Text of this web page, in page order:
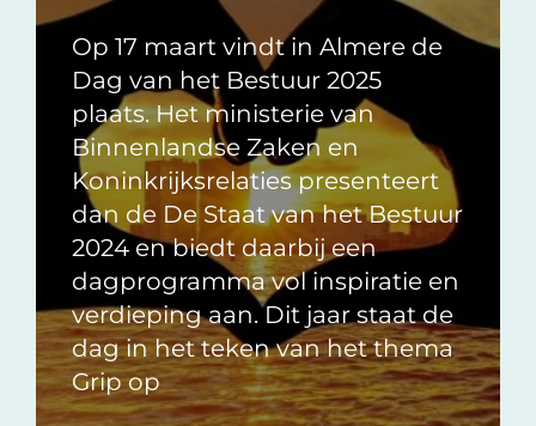
Op 17 maart vindt in Almere de
Dag van het Bestuur 2025
plaats. Het ministerie van
Binnenlandse Zaken en
Koninkrijksrelaties presenteert
dan de De Staat van het Bestuur
2024 en biedt daarbij een
dagprogramma vol inspiratie en
verdieping aan. Dit jaar staat de
dag in het teken van het thema
Grip op